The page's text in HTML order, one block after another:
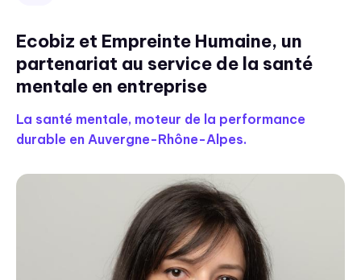
Mail
Ecobiz et Empreinte Humaine, un
partenariat au service de la santé
mentale en entreprise
La santé mentale, moteur de la performance
durable en Auvergne-Rhône-Alpes.